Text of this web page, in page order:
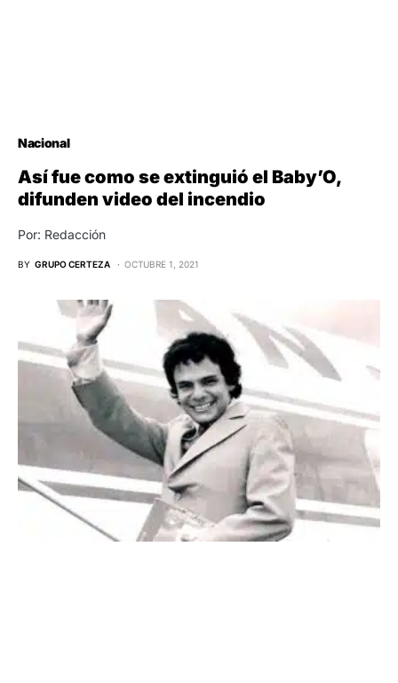
Nacional
Así fue como se extinguió el Baby’O,
difunden video del incendio
Por: Redacción
BY GRUPO CERTEZA OCTUBRE 1, 2021